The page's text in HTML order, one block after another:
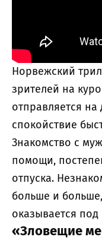
Норвежский
зрителей на
отправляется
спокойствие
Знакомство с
помощи,
отпуска.
больше и
оказывается
«Зловещие